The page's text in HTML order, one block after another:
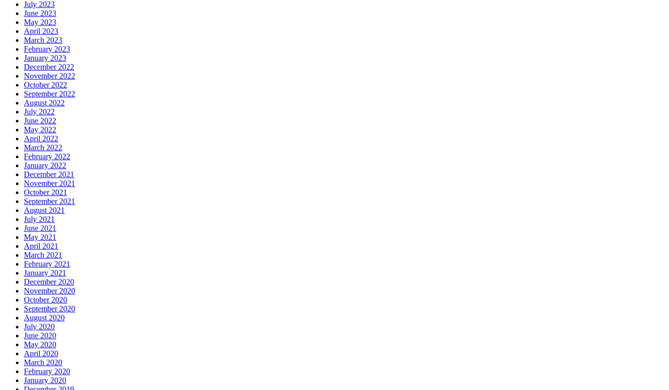
July 2023
June 2023
May 2023
April 2023
March 2023
February 2023
January 2023
December 2022
November 2022
October 2022
September 2022
August 2022
July 2022
June 2022
May 2022
April 2022
March 2022
February 2022
January 2022
December 2021
November 2021
October 2021
September 2021
August 2021
July 2021
June 2021
May 2021
April 2021
March 2021
February 2021
January 2021
December 2020
November 2020
October 2020
September 2020
August 2020
July 2020
June 2020
May 2020
April 2020
March 2020
February 2020
January 2020